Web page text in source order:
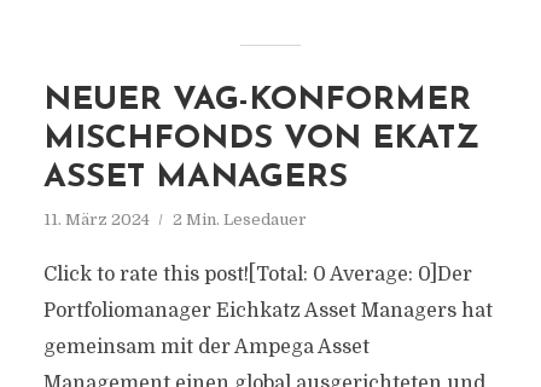
NEUER VAG-KONFORMER
MISCHFONDS VON EKATZ
ASSET MANAGERS
11. März 2024 2 Min. Lesedauer
Click to rate this post![Total: 0 Average: 0]Der
Portfoliomanager Eichkatz Asset Managers hat
gemeinsam mit der Ampega Asset